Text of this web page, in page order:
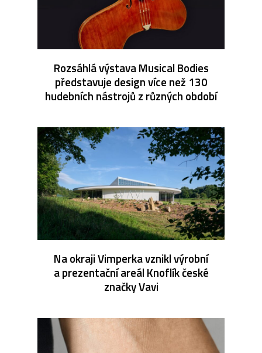
Rozsáhlá výstava Musical Bodies
představuje design více než 130
hudebních nástrojů z různých období
Na okraji Vimperka vznikl výrobní
a prezentační areál Knoflík české
značky Vavi